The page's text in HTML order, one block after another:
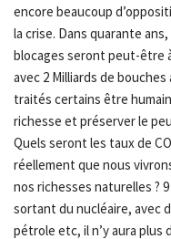
encore beaucoup
la crise. Dans quarante
blocages seront peut-être
avec 2 Milliards de
traités certains être
richesse et préserver le
Quels seront les taux de
réellement que nous
nos richesses naturelles ?
sortant du nucléaire, avec
pétrole etc, il n’y aura plus